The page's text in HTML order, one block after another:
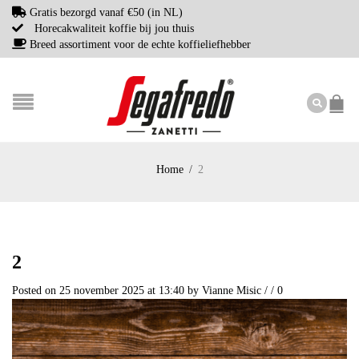
Gratis bezorgd vanaf €50 (in NL)
Horecakwaliteit koffie bij jou thuis
Breed assortiment voor de echte koffieliefhebber
Home / 2
2
Posted on 25 november 2025 at 13:40 by Vianne Misic / / 0